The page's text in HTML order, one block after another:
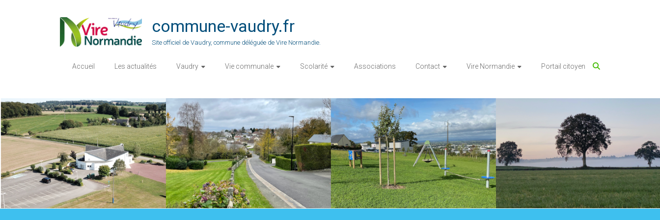
commune-vaudry.fr
Site officiel de Vaudry, commune déléguée de Vire Normandie.
Accueil Les actualités Vaudry Vie communale Scolarité Associations Contact Vire Normandie Portail citoyen